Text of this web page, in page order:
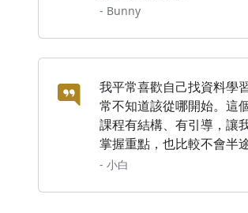
- Bunny
我平常喜歡自己找資料學
常不知道該從哪開始。這
課程有結構、有引導，讓
掌握重點，也比較不會半途
- 小白